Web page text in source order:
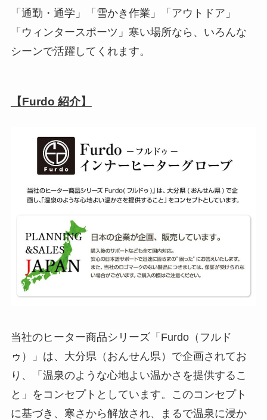
「通勤・通学」「雪かき作業」「アウトドア」
「ウィンタースポーツ」寒い場所なら、いろんな
シーンで活躍してくれます。
【Furdo 紹介】
当社のヒーター商品シリーズ「Furdo（フルド
ゥ）」は、大分県（おんせん県）で企画されてお
り、「温泉のような心地よい温かさを提供するこ
と」をコンセプトとしています。このコンセプト
に基づき、寒さから解放され、まるで温泉に浸か